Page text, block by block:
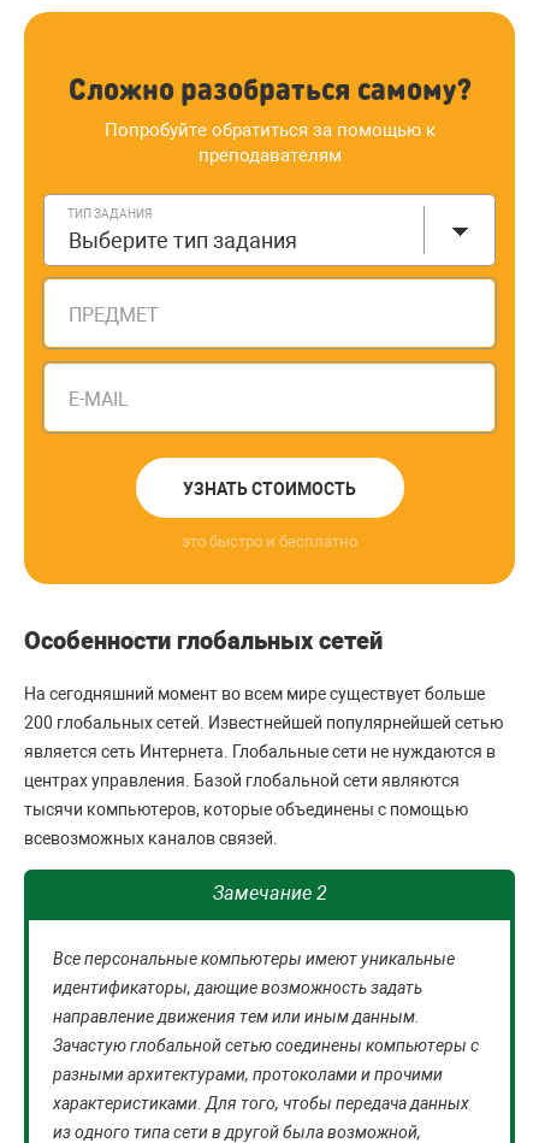
Сложно разобраться самому?
Попробуйте обратиться за помощью к
преподавателям
ТИП ЗАДАНИЯ
Выберите тип задания
ПРЕДМЕТ
E-MAIL
УЗНАТЬ СТОИМОСТЬ
это быстро и бесплатно
Особенности глобальных сетей
На сегодняшний момент во всем мире существует больше
200 глобальных сетей. Известнейшей популярнейшей сетью
является сеть Интернета. Глобальные сети не нуждаются в
центрах управления. Базой глобальной сети являются
тысячи компьютеров, которые объединены с помощью
всевозможных каналов связей.
Замечание 2
Все персональные компьютеры имеют уникальные
идентификаторы, дающие возможность задать
направление движения тем или иным данным.
Зачастую глобальной сетью соединены компьютеры с
разными архитектурами, протоколами и прочими
характеристиками. Для того, чтобы передача данных
из одного типа сети в другой была возможной,